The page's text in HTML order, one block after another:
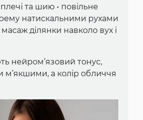
та шию • повільне
натискальними рухами
ділянки навколо вух і
нейром’язовий тонус,
м’якшими, а колір обличчя